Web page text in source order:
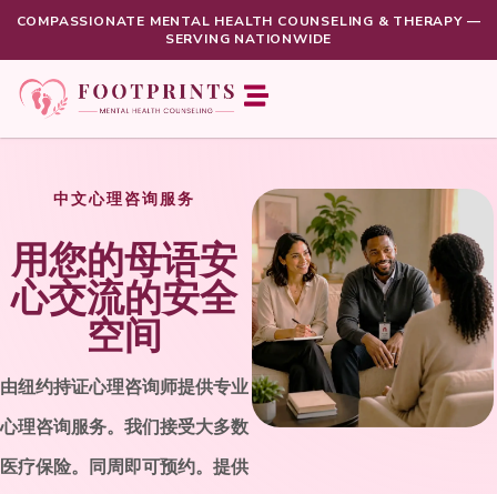
COMPASSIONATE MENTAL HEALTH COUNSELING & THERAPY —
SERVING NATIONWIDE
中文心理咨询服务
用您的母语安
心交流的安全
空间
由纽约持证心理咨询师提供专业
心理咨询服务。我们接受大多数
医疗保险。同周即可预约。提供